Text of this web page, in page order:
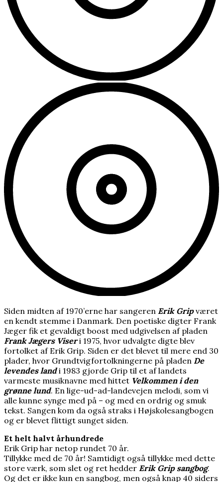
Siden midten af 1970’erne har sangeren Erik Gripværet
en kendt stemme i Danmark. Den poetiske digter Frank
Jæger fik et gevaldigt boost med udgivelsen af pladen
Frank Jægers Viseri 1975, hvor udvalgte digte blev
fortolket af Erik Grip. Siden er det blevet til mere end 30
plader, hvor Grundtvigfortolkningerne på pladen De
levendes landi 1983 gjorde Grip til et af landets
varmeste musiknavne med hittet Velkommen i den
grønne lund. En lige-ud-ad-landevejen melodi, som vi
alle kunne synge med på – og med en ordrig og smuk
tekst. Sangen kom da også straks i Højskolesangbogen
og er blevet flittigt sunget siden.
Et helt halvt århundrede
Erik Grip har netop rundet 70 år.
Tillykke med de 70 år! Samtidigt også tillykke med dette
store værk, som slet og ret hedder Erik Grip sangbog.
Og det er ikke kun en sangbog, men også knap 40 siders